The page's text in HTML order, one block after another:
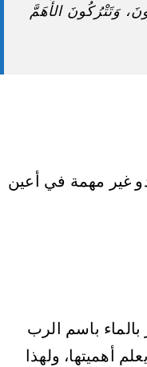
وَتَتْرُكُونَ الأَهَمَّ
غير مهمة في أعين
باسم الرب
شأنها لأنه يعلم أهميتها، ولهذا